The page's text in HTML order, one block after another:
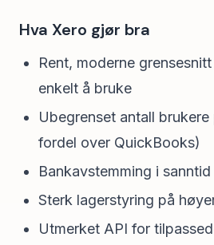
Hva Xero gjør bra
Rent, moderne
enkelt å bruke
Ubegrenset antall
fordel over QuickBooks)
Bankavstemming i sanntid
Sterk lagerstyring på
Utmerket API for